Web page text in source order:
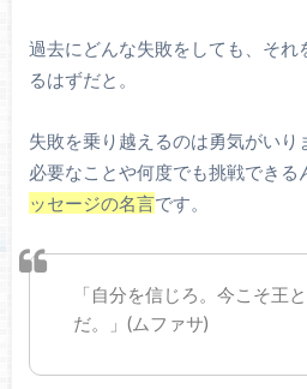
過去にどんな失敗をしても、それ
るはずだと。
失敗を乗り越えるのは勇気がいり
必要なことや何度でも挑戦できる
ッセージの名言です。
「自分を信じろ。今こそ王
だ。」(ムファサ)